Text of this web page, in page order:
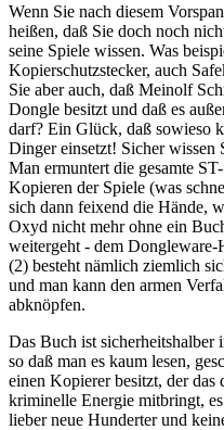
Wenn Sie nach diesem
heißen, daß Sie doch noch
seine Spiele wissen. Was
Kopierschutzstecker, auch
Sie aber auch, daß Meinolf
Dongle besitzt und daß es
darf? Ein Glück, daß sowieso
Dinger einsetzt! Sicher wissen
Man ermuntert die gesamte
Kopieren der Spiele (was
sich dann feixend die Hände,
Oxyd nicht mehr ohne ein
weitergeht - dem
(2) besteht nämlich ziemlich
und man kann den armen
abknöpfen.
Das Buch ist sicherheitshalber
so daß man es kaum lesen,
einen Kopierer besitzt, der das
kriminelle Energie mitbringt,
lieber neue Hunderter und